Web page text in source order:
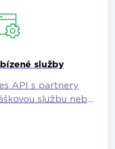
služby
API s partnery
službu nebo